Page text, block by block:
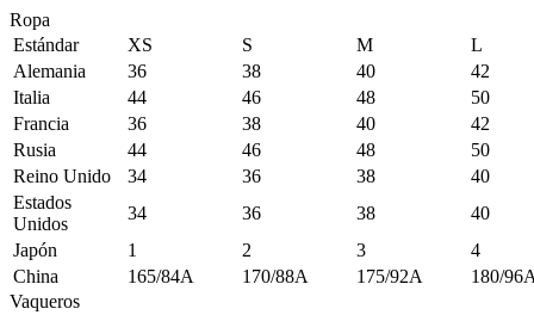
Ropa
Estándar
XS S M
L
Alemania
36 38 40
42
Italia
44 46 48
50
Francia
36 38 40
42
Rusia
44 46 48
50
Reino Unido
34 36 38
40
Estados
Unidos
34 36 38
40
Japón
1 2 3
4
China
165/84A 170/88A 175/92A
180/
Vaqueros